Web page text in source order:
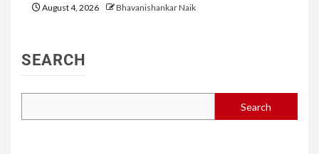
August 4, 2026 Bhavanishankar Naik
SEARCH
Search